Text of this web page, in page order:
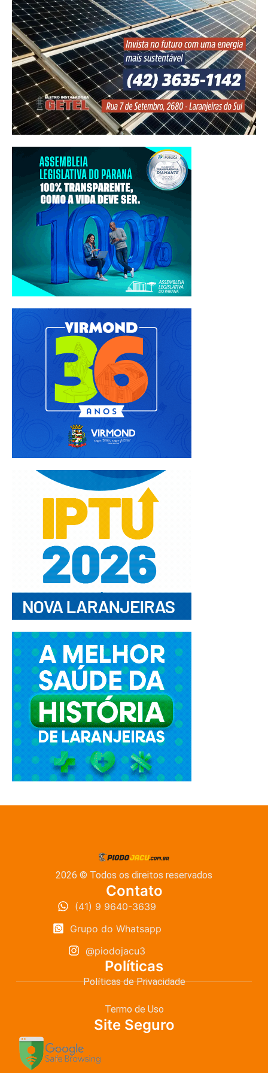
2026 © Todos os direitos reservados
Contato
(41) 9 9640-3639
Grupo do Whatsapp
@piodojacu3
Políticas
Políticas de Privacidade
Termo de Uso
Site Seguro